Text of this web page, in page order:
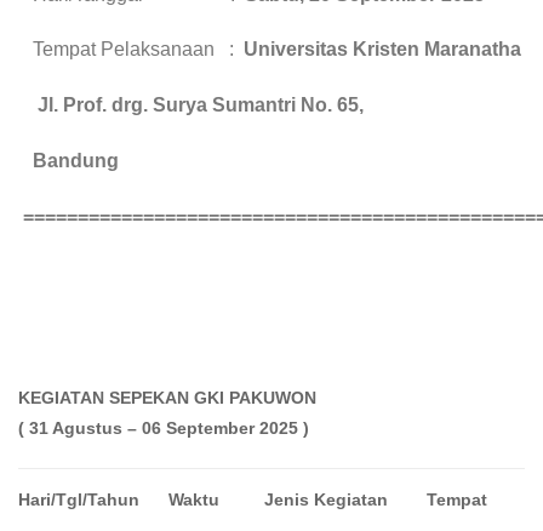
Tempat Pelaksanaan : Universitas Kristen Maranatha
Jl. Prof. drg. Surya Sumantri No. 65,
Bandung
KEGIATAN SEPEKAN GKI PAKUWON
( 31 Agustus – 06 September 2025 )
Hari/Tgl/Tahun Waktu Jenis Kegiatan Tempat